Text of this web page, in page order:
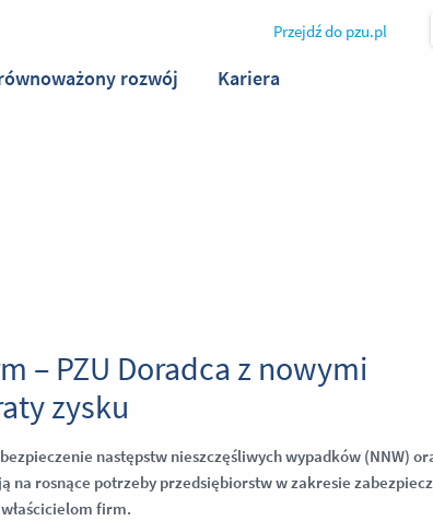
Przejdź do pzu.pl
rozwój Kariera
– PZU Doradca z nowymi
zysku
następstw nieszczęśliwych wypadków (NNW)
na rosnące potrzeby przedsiębiorstw w zakresie
firm.